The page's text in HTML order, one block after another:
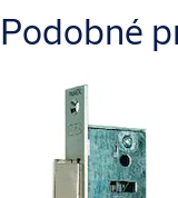
Podobné